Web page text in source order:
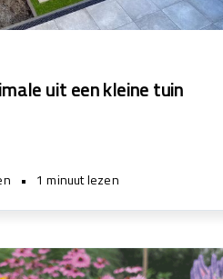
uit een kleine tuin
• 1 minuut lezen